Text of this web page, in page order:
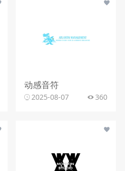
动感音符
2025-08-07 360